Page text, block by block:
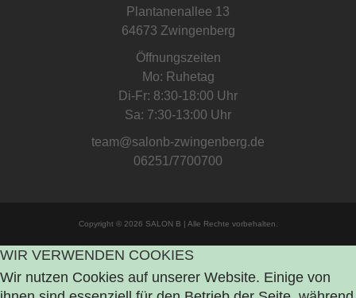
Plantanenallee 13
64673 Zwingenberg
Öffnungszeiten
Mo: Ruhetag
Di-Fr: 8:30-18:00 Uhr
Sa: 7:30-13:00 Uhr
team@salonb-zwingenberg.de
06251/7700700
Copyright © 2026 SALON B | Alle Rechte vorbehalten.
WIR VERWENDEN COOKIES
Wir nutzen Cookies auf unserer Website. Einige von